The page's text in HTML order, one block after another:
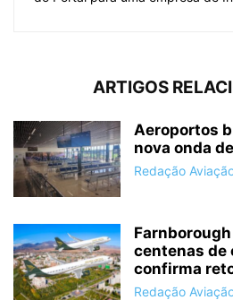
ARTIGOS
Aeroportos
nova onda
Redação
centenas de
confirma
Redação